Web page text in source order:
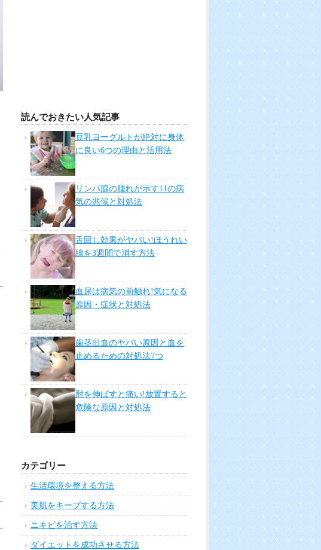
読んでおきたい人気記事
豆乳ヨーグルトが絶対に身体
に良い6つの理由と活用法
リンパ腺の腫れが示す11の病
気の兆候と対処法
舌回し効果がヤバい!ほうれい
線を3週間で消す方法
血尿は病気の前触れ!気になる
原因・症状と対処法
歯茎出血のヤバい原因と血を
止めるための対処法7つ
肘を伸ばすと痛い!放置すると
危険な原因と対処法
カテゴリー
生活環境を整える方法
美肌をキープする方法
ニキビを治す方法
ダイエットを成功させる方法